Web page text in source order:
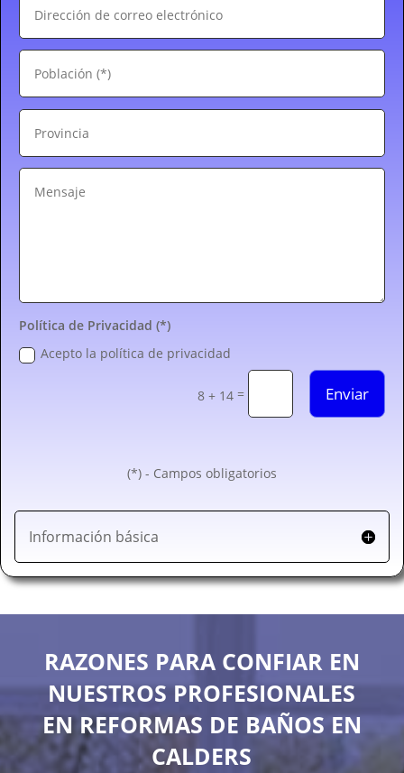
Política de Privacidad (*)
Acepto la política de privacidad
8 + 14 = Enviar
(*) - Campos obligatorios
Información básica
RAZONES PARA CONFIAR EN
NUESTROS PROFESIONALES
EN REFORMAS DE BAÑOS EN
CALDERS